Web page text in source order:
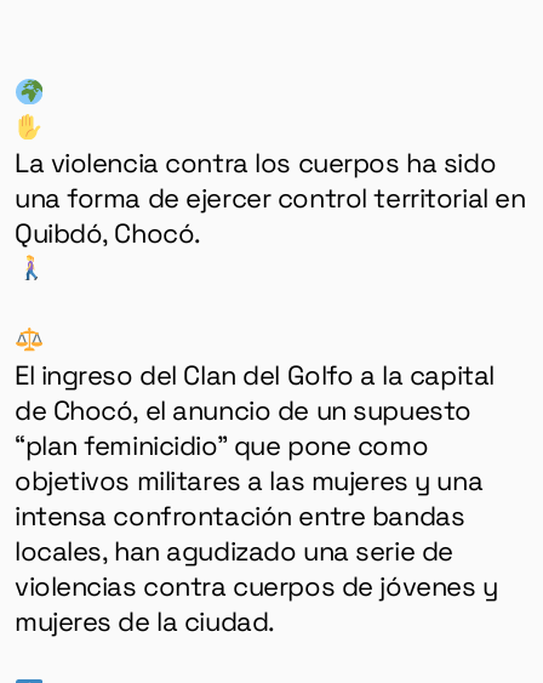
La violencia contra los cuerpos ha sido
una forma de ejercer control territorial en
Quibdó, Chocó.
El ingreso del Clan del Golfo a la capital
de Chocó, el anuncio de un supuesto
“plan feminicidio” que pone como
objetivos militares a las mujeres y una
intensa confrontación entre bandas
locales, han agudizado una serie de
violencias contra cuerpos de jóvenes y
mujeres de la ciudad.